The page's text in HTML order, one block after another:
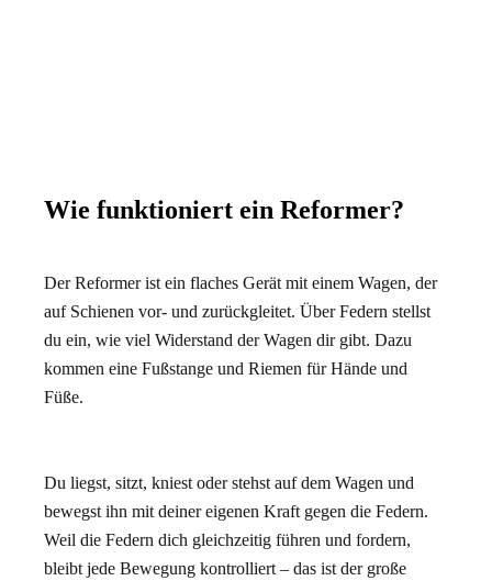
Wie funktioniert ein Reformer?
Der Reformer ist ein flaches Gerät mit einem Wagen, der
auf Schienen vor- und zurückgleitet. Über Federn stellst
du ein, wie viel Widerstand der Wagen dir gibt. Dazu
kommen eine Fußstange und Riemen für Hände und
Füße.
Du liegst, sitzt, kniest oder stehst auf dem Wagen und
bewegst ihn mit deiner eigenen Kraft gegen die Federn.
Weil die Federn dich gleichzeitig führen und fordern,
bleibt jede Bewegung kontrolliert – das ist der große